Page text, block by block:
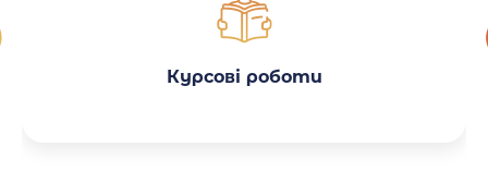
Курсові роботи